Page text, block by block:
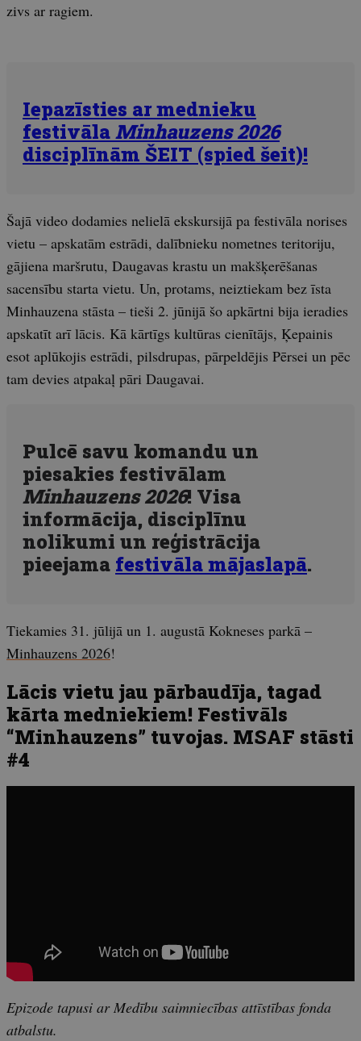
zivs ar ragiem.
Iepazīsties ar mednieku
festivālaMinhauzens 2026
disciplīnām ŠEIT (spied šeit)!
Šajā video dodamies nelielā ekskursijā pa festivāla norises
vietu – apskatām estrādi, dalībnieku nometnes teritoriju,
gājiena maršrutu, Daugavas krastu un makšķerēšanas
sacensību starta vietu. Un, protams, neiztiekam bez īsta
Minhauzena stāsta – tieši 2. jūnijā šo apkārtni bija ieradies
apskatīt arī lācis. Kā kārtīgs kultūras cienītājs, Ķepainis
esot aplūkojis estrādi, pilsdrupas, pārpeldējis Pērsei un pēc
tam devies atpakaļ pāri Daugavai.
Pulcē savu komandu un
piesakies festivālam
Minhauzens 2026! Visa
informācija, disciplīnu
nolikumi un reģistrācija
pieejama festivāla mājaslapā.
Tiekamies 31. jūlijā un 1. augustā Kokneses parkā –
Minhauzens 2026!
Lācis vietu jau pārbaudīja, tagad
kārta medniekiem! Festivāls
“Minhauzens” tuvojas. MSAF stāsti
#4
Epizode tapusi ar Medību saimniecības attīstības fonda
atbalstu.